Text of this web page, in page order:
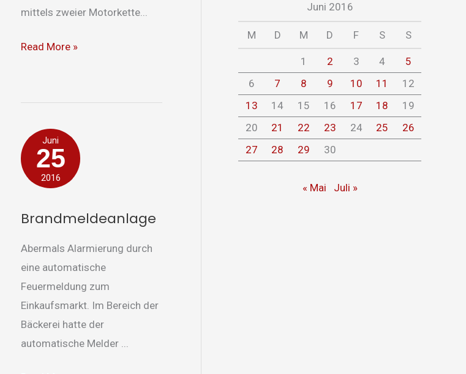
mittels zweier Motorkette...
Read More »
Juni
25
2016
Brandmeldeanlage
Abermals Alarmierung durch
eine automatische
Feuermeldung zum
Einkaufsmarkt. Im Bereich der
Bäckerei hatte der
automatische Melder ...
Brandmeldeanlage
Juni 2016
M D M D F S S
1 2 3 4
5
6
7 8 9 10 11
12
13
14 15 16 17 18
19
20
21 22 23 24 25
26
27
28 29 30
« Mai Juli »